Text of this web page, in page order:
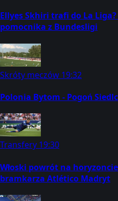
Ellyes Skhiri trafi do La
pomocnika z Bundesligi
Skróty meczów 19:32
Polonia Bytom - Pogoń
Transfery 19:30
Włoski powrót na
bramkarza Atlético Madryt